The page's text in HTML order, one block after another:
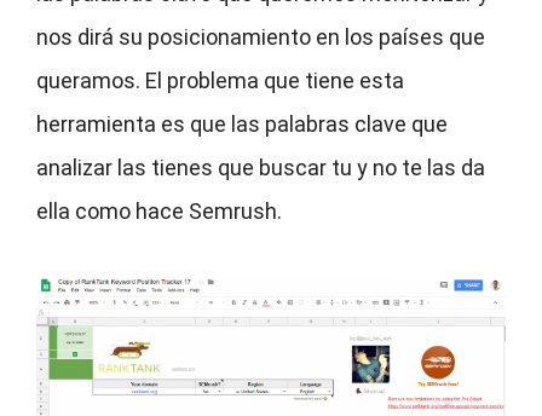
nos dirá su posicionamiento en los países que
queramos. El problema que tiene esta
herramienta es que las palabras clave que
analizar las tienes que buscar tu y no te las da
ella como hace Semrush.